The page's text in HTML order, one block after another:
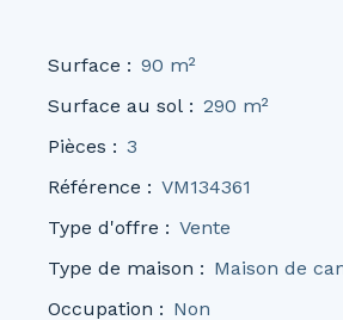
Surface : 90 m²
Surface au sol : 290 m²
Pièces : 3
Référence : VM134361
Type d'offre : Vente
Type de maison : Maison de
Occupation : Non